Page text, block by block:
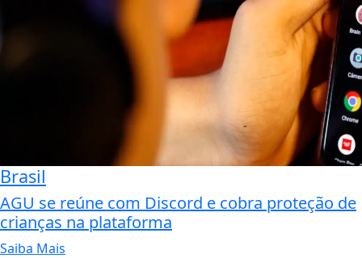
Brasil
AGU se reúne com Discord e cobra proteção de
crianças na plataforma
Saiba Mais